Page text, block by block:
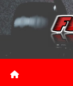
Saltar
contenido